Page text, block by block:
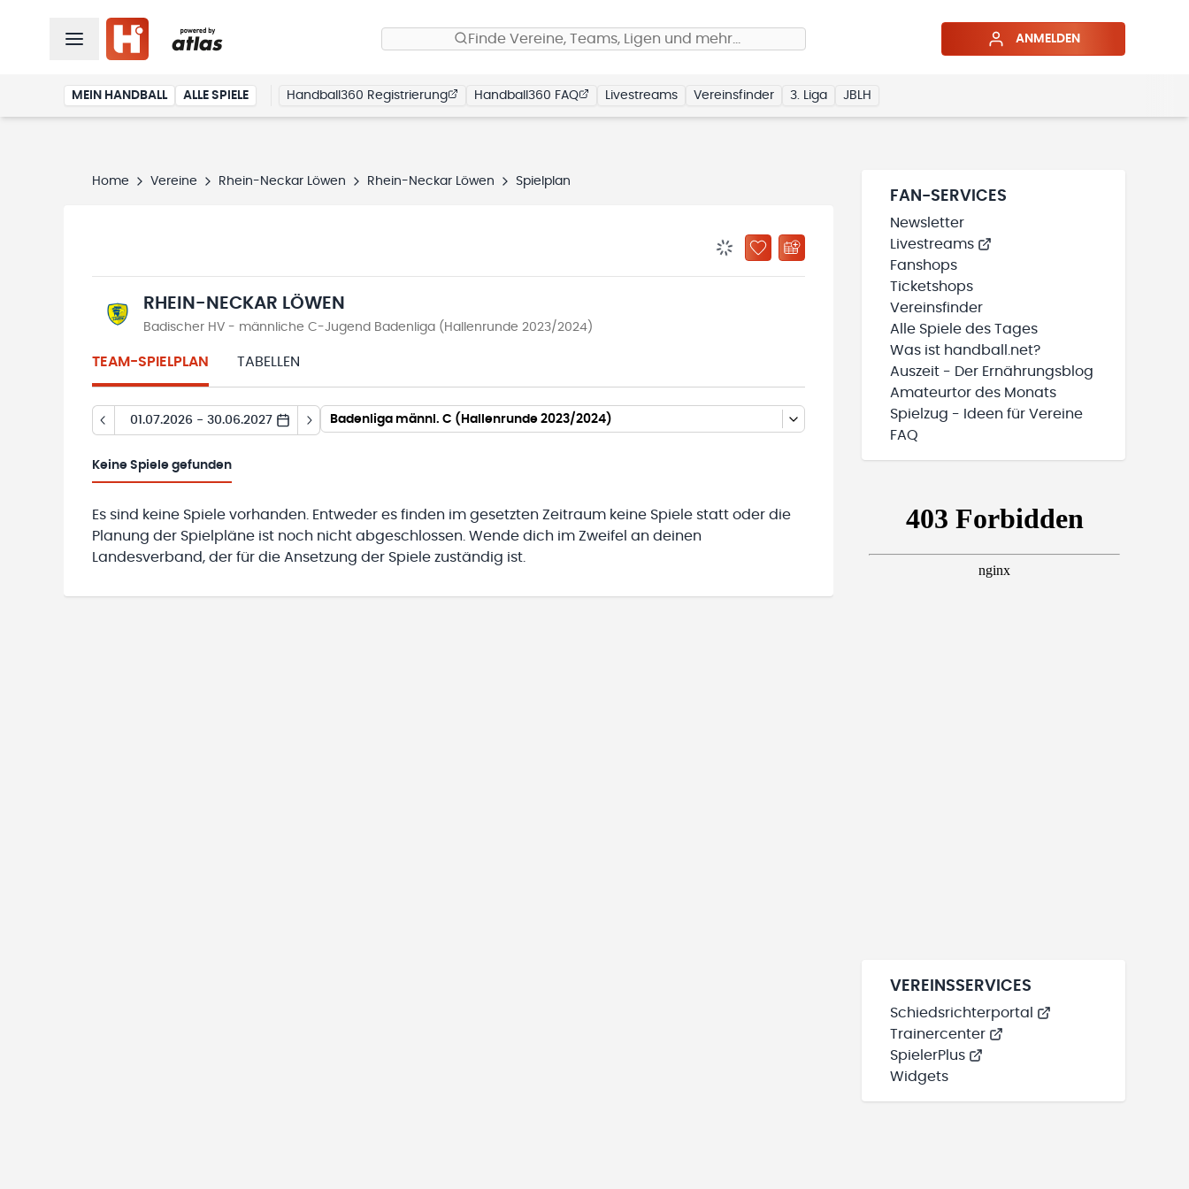
Finde Vereine, Teams, Ligen und mehr… ANMELDEN
MEIN HANDBALL ALLE SPIELE Handball360 Registrierung Handball360 FAQ Livestreams Vereinsfinder 3. Liga JBLH
Home Vereine Rhein-Neckar Löwen Rhein-Neckar Löwen Spielplan
BENACHRICHTIGUNGSSTATUS WIRD GELADEN
ZU „MEINE TEAMS“ HINZUFÜGEN
RHEIN-NECKAR LÖWEN
Badischer HV - männliche C-Jugend Badenliga (Hallenrunde 2023/2024)
TEAM-SPIELPLAN TABELLEN
01.07.2026 - 30.06.2027 Badenliga männl. C (Hallenrunde 2023/2024)
Keine Spiele gefunden
Es sind keine Spiele vorhanden. Entweder es finden im gesetzten Zeitraum keine Spiele statt oder die
Planung der Spielpläne ist noch nicht abgeschlossen. Wende dich im Zweifel an deinen
Landesverband, der für die Ansetzung der Spiele zuständig ist.
FAN-SERVICES
Newsletter
Livestreams
Fanshops
Ticketshops
Vereinsfinder
Alle Spiele des Tages
Was ist handball.net?
Auszeit - Der Ernährungsblog
Amateurtor des Monats
Spielzug - Ideen für Vereine
FAQ
VEREINSSERVICES
Schiedsrichterportal
Trainercenter
SpielerPlus
Widgets